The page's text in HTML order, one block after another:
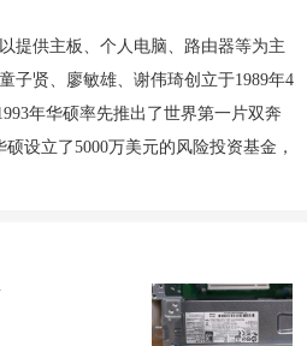
提供主板、个人电脑、路由器等为主
子贤、廖敏雄、谢伟琦创立于1989年4
年华硕率先推出了世界第一片双奔
设立了5000万美元的风险投资基金，